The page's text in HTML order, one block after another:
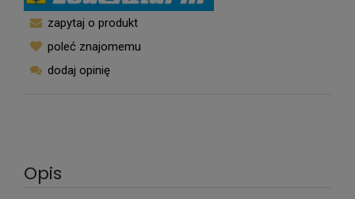
zapytaj o produkt
poleć znajomemu
dodaj opinię
Opis